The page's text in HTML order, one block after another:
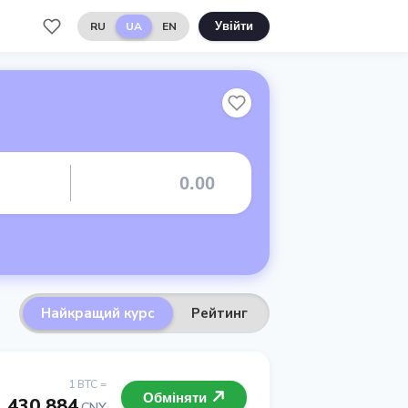
RU UA EN Увійти
Найкращий курс Рейтинг
1 BTC =
Обміняти